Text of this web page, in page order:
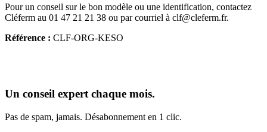
Pour un conseil sur le bon modèle ou une identification, contactez
Cléferm au 01 47 21 21 38 ou par courriel à clf@cleferm.fr.
Référence : CLF-ORG-KESO
Un conseil expert chaque mois.
Pas de spam, jamais. Désabonnement en 1 clic.